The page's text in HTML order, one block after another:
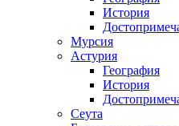
История
Мурсия
Астурия
География
История
Сеута